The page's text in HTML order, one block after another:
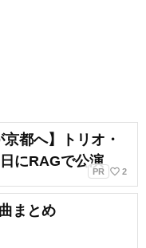
都へ】トリオ・
にRAGで公演
PR favorite_border 2
まとめ